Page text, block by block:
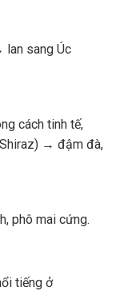
lan sang Úc
cách tinh tế,
→ đậm đà,
phô mai cứng.
tiếng ở